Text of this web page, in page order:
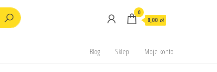
0
0,00 zł
Blog Sklep Moje konto